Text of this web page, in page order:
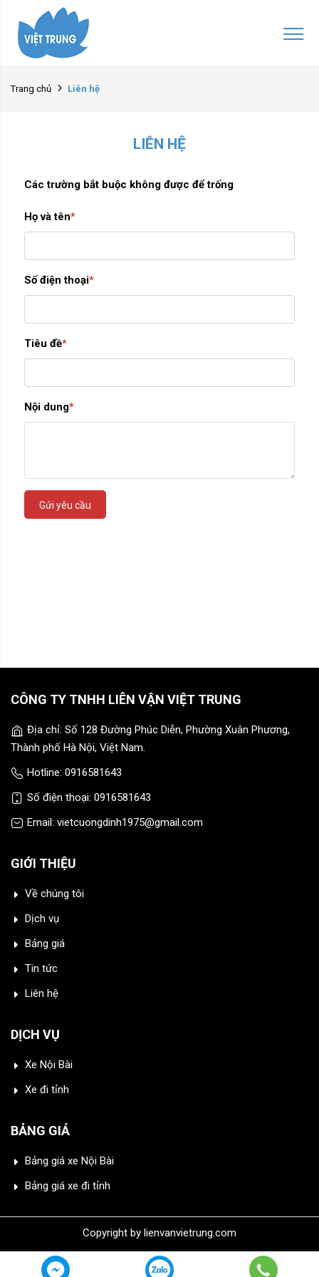
Trang chủ Liên hệ
LIÊN HỆ
Các trường bắt buộc không được để trống
Họ và tên*
Số điện thoại*
Tiêu đề*
Nội dung*
Gửi yêu cầu
CÔNG TY TNHH LIÊN VẬN VIỆT TRUNG
Địa chỉ: Số 128 Đường Phúc Diễn, Phường Xuân Phương,
Thành phố Hà Nội, Việt Nam.
Hotline: 0916581643
Số điện thoại: 0916581643
Email: vietcuongdinh1975@gmail.com
GIỚI THIỆU
Về chúng tôi
Dịch vụ
Bảng giá
Tin tức
Liên hệ
DỊCH VỤ
Xe Nội Bài
Xe đi tỉnh
BẢNG GIÁ
Bảng giá xe Nội Bài
Bảng giá xe đi tỉnh
Copyright by lienvanvietrung.com